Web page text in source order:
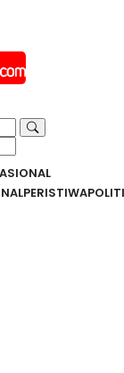
PERISTIWA